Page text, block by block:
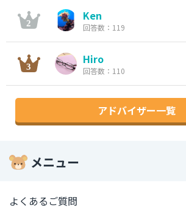
Ken
回答数：119
Hiro
回答数：110
アドバイザー一覧
メニュー
よくあるご質問